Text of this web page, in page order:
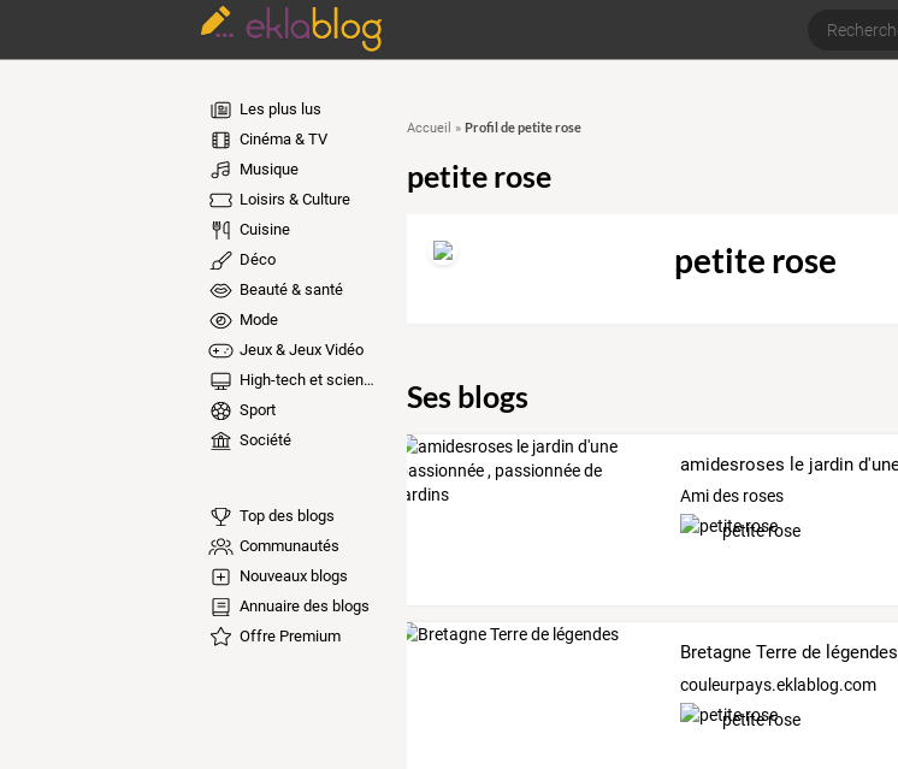
Les plus lus
Cinéma & TV
Musique
Loisirs & Culture
Cuisine
Déco
Beauté & santé
Mode
Jeux & Jeux Vidéo
High-tech et sciences
Sport
Société
Top des blogs
Communautés
Nouveaux blogs
Annuaire des blogs
Offre Premium
Accueil » Profil de petite rose
petite rose
petite rose
Ses blogs
Ami des roses
petite rose
Bretagne Terre de légendes
couleurpays.eklablog.com
petite rose